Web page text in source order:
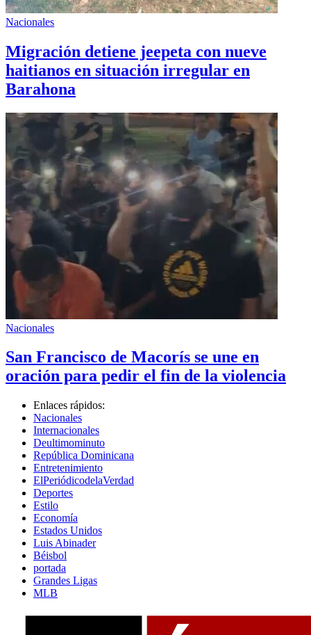
Nacionales
Migración detiene jeepeta con nueve
haitianos en situación irregular en
Barahona
Nacionales
San Francisco de Macorís se une en
oración para pedir el fin de la violencia
Enlaces rápidos:
Nacionales
Internacionales
Deultimominuto
República Dominicana
Entretenimiento
ElPeriódicodelaVerdad
Deportes
Estilo
Economía
Estados Unidos
Luis Abinader
Béisbol
portada
Grandes Ligas
MLB